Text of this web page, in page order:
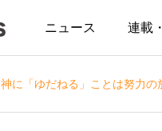
ニュース 連載
神に「ゆだねる」ことは努力